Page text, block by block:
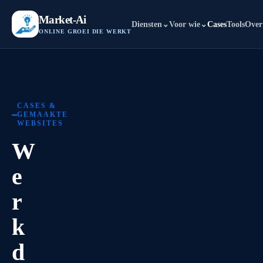
Market-Ai
ONLINE GROEI DIE WERKT
Diensten ⌄Voor wie⌄CasesTools
CASES &
GEMAAKTE
WEBSITES
W
e
r
k
d